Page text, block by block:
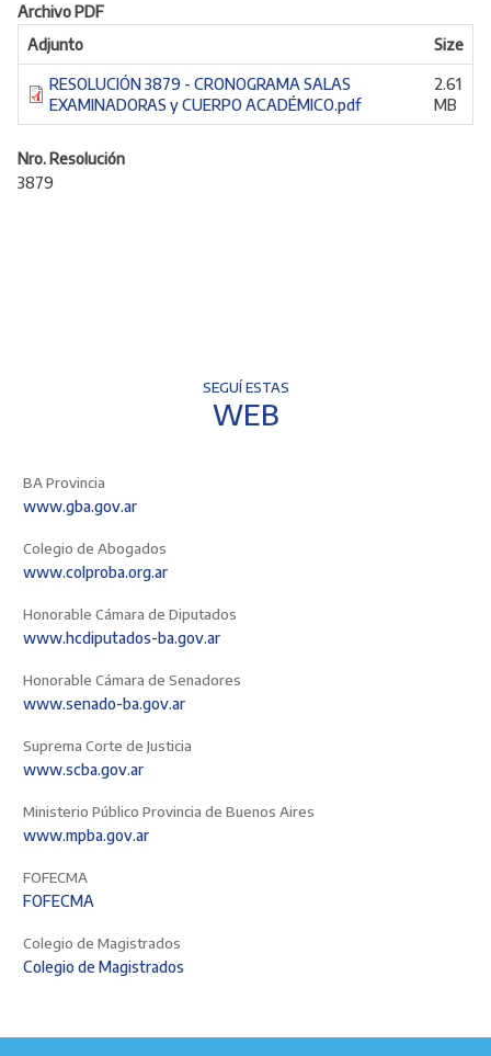
Archivo PDF
Adjunto
Size
RESOLUCIÓN 3879 - CRONOGRAMA SALAS
EXAMINADORAS y CUERPO ACADÉMICO.pdf
2.61
MB
Nro. Resolución
3879
SEGUÍ ESTAS
WEB
BA Provincia
www.gba.gov.ar
Colegio de Abogados
www.colproba.org.ar
Honorable Cámara de Diputados
www.hcdiputados-ba.gov.ar
Honorable Cámara de Senadores
www.senado-ba.gov.ar
Suprema Corte de Justicia
www.scba.gov.ar
Ministerio Público Provincia de Buenos Aires
www.mpba.gov.ar
FOFECMA
FOFECMA
Colegio de Magistrados
Colegio de Magistrados